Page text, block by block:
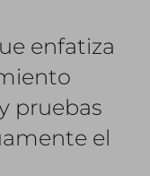
enfatiza
pruebas
el